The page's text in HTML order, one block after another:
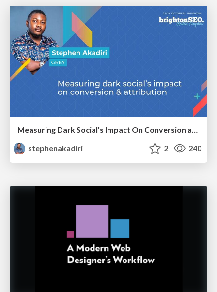
Measuring Dark Social's Impact On Conversion and Attribution
stephenakadiri
2 240